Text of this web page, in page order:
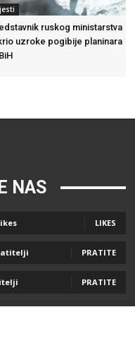
ruskog ministarstva
uzroke pogibije planinara
NAS
LIKES
PRATITE
PRATITE